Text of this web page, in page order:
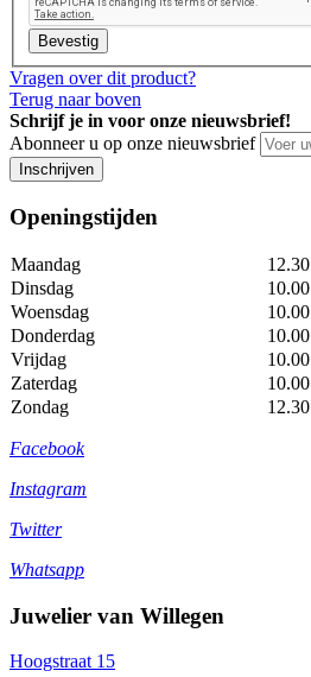
Bevestig
Vragen over dit product?
Terug naar boven
Schrijf je in voor onze nieuwsbrief!
Abonneer u op onze nieuwsbrief
Inschrijven
Openingstijden
Maandag
Dinsdag
Woensdag
Donderdag
Vrijdag
Zaterdag
Zondag
Facebook
Instagram
Twitter
Whatsapp
Juwelier van Willegen
Hoogstraat 15